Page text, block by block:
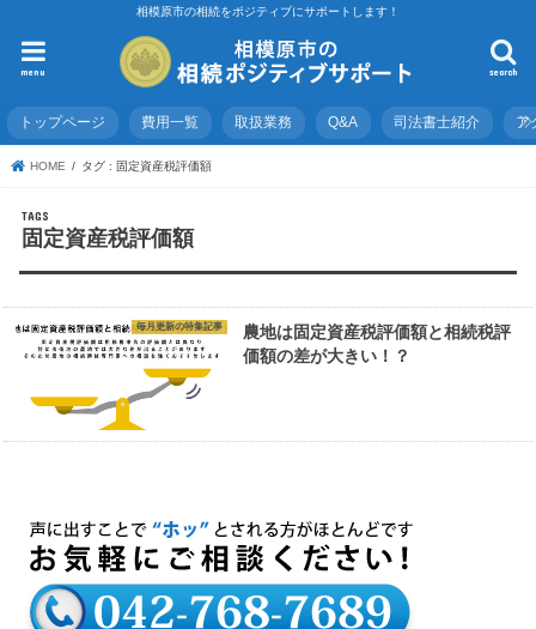
相模原市の相続をポジティブにサポートします！
search
menu
トップページ 費用一覧 取扱業務 Q&A 司法書士紹介 ア
HOME タグ : 固定資産税評価額
固定資産税評価額
毎月更新の特集記事
農地は固定資産税評価額と相続税評
価額の差が大きい！？